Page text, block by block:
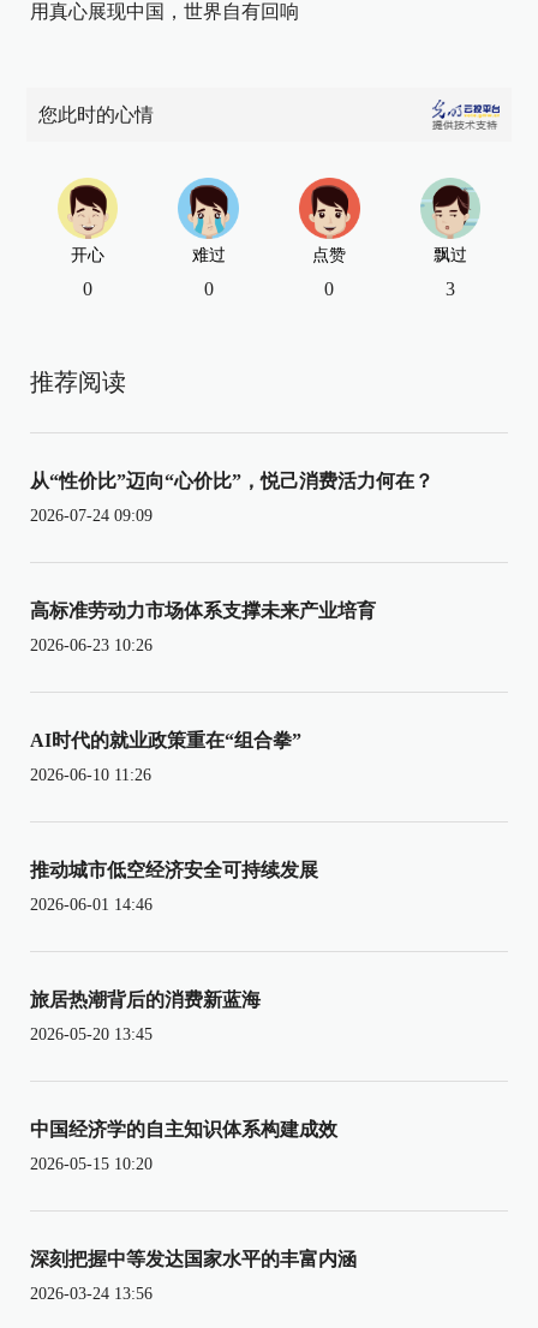
用真心展现中国，世界自有回响
您此时的心情
开心
0
难过
0
点赞
0
飘过
3
推荐阅读
从“性价比”迈向“心价比”，悦己消费活力何在？
2026-07-24 09:09
高标准劳动力市场体系支撑未来产业培育
2026-06-23 10:26
AI时代的就业政策重在“组合拳”
2026-06-10 11:26
推动城市低空经济安全可持续发展
2026-06-01 14:46
旅居热潮背后的消费新蓝海
2026-05-20 13:45
中国经济学的自主知识体系构建成效
2026-05-15 10:20
深刻把握中等发达国家水平的丰富内涵
2026-03-24 13:56